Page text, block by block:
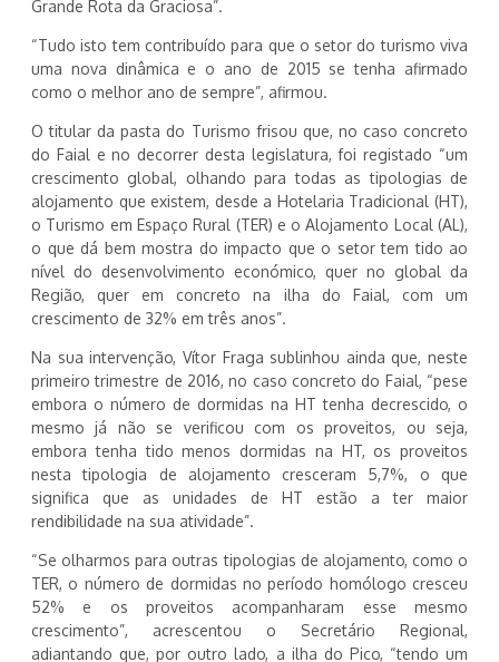
Grande Rota da Graciosa”.
“Tudo isto tem contribuído para que o setor do turismo viva
uma nova dinâmica e o ano de 2015 se tenha afirmado
como o melhor ano de sempre”, afirmou.
O titular da pasta do Turismo frisou que, no caso concreto
do Faial e no decorrer desta legislatura, foi registado “um
crescimento global, olhando para todas as tipologias de
alojamento que existem, desde a Hotelaria Tradicional (HT),
o Turismo em Espaço Rural (TER) e o Alojamento Local (AL),
o que dá bem mostra do impacto que o setor tem tido ao
nível do desenvolvimento económico, quer no global da
Região, quer em concreto na ilha do Faial, com um
crescimento de 32% em três anos”.
Na sua intervenção, Vítor Fraga sublinhou ainda que, neste
primeiro trimestre de 2016, no caso concreto do Faial, “pese
embora o número de dormidas na HT tenha decrescido, o
mesmo já não se verificou com os proveitos, ou seja,
embora tenha tido menos dormidas na HT, os proveitos
nesta tipologia de alojamento cresceram 5,7%, o que
significa que as unidades de HT estão a ter maior
rendibilidade na sua atividade”.
“Se olharmos para outras tipologias de alojamento, como o
TER, o número de dormidas no período homólogo cresceu
52% e os proveitos acompanharam esse mesmo
crescimento”, acrescentou o Secretário Regional,
adiantando que, por outro lado, a ilha do Pico, “tendo um